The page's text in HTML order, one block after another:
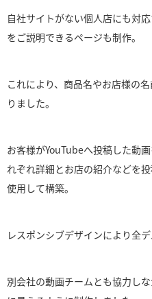
自社サイトがない個人店にも対
をご説明できるページも制作。
これにより、商品名やお店様の
りました。
お客様がYouTubeへ投稿した動
れぞれ詳細とお店の紹介などを
使用して構築。
レスポンシブデザインにより全デ
別会社の動画チームとも協力し